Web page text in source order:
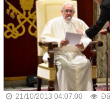
21/10/2013 04:07:00